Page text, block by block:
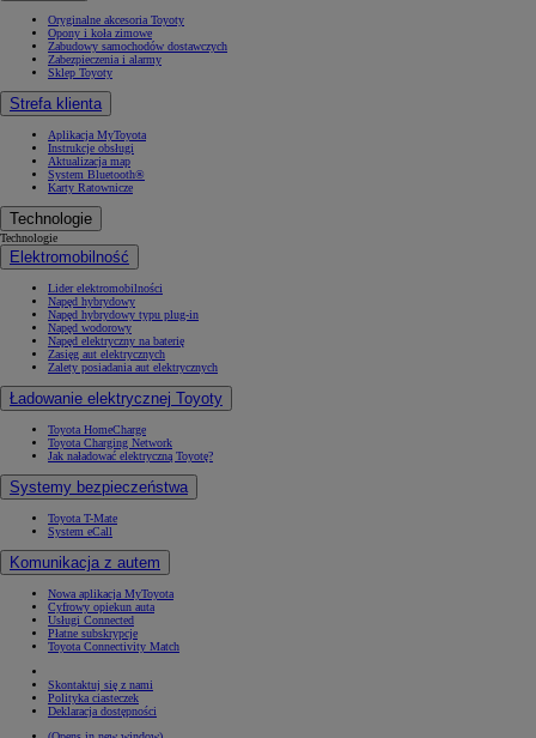
Oryginalne akcesoria Toyoty
Opony i koła zimowe
Zabudowy samochodów dostawczych
Zabezpieczenia i alarmy
Sklep Toyoty
Strefa klienta
Aplikacja MyToyota
Instrukcje obsługi
Aktualizacja map
System Bluetooth®
Karty Ratownicze
Technologie
Technologie
Elektromobilność
Lider elektromobilności
Napęd hybrydowy
Napęd hybrydowy typu plug-in
Napęd wodorowy
Napęd elektryczny na baterię
Zasięg aut elektrycznych
Zalety posiadania aut elektrycznych
Ładowanie elektrycznej Toyoty
Toyota HomeCharge
Toyota Charging Network
Jak naładować elektryczną Toyotę?
Systemy bezpieczeństwa
Toyota T-Mate
System eCall
Komunikacja z autem
Nowa aplikacja MyToyota
Cyfrowy opiekun auta
Usługi Connected
Płatne subskrypcje
Toyota Connectivity Match
Skontaktuj się z nami
Polityka ciasteczek
Deklaracja dostępności